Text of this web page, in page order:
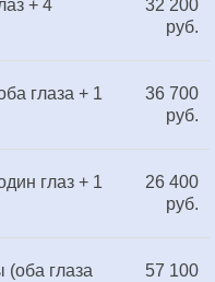
+ 4
32 200
руб.
глаза + 1
36 700
руб.
глаз + 1
26 400
руб.
глаза
57 100